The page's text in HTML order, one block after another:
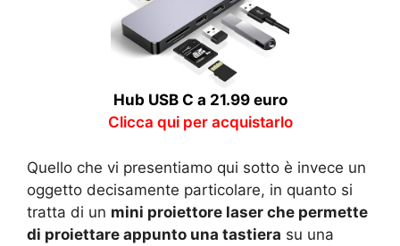
Hub USB C a 21.99 euro
Clicca qui per acquistarlo
Quello che vi presentiamo qui sotto è invece un
oggetto decisamente particolare, in quanto si
tratta di un mini proiettore laser che permette
di proiettare appunto una tastiera su una